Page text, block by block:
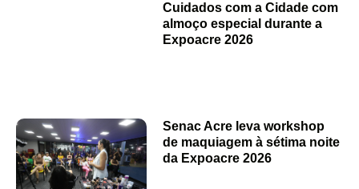
Cuidados com a Cidade com
almoço especial durante a
Expoacre 2026
Senac Acre leva workshop
de maquiagem à sétima noite
da Expoacre 2026